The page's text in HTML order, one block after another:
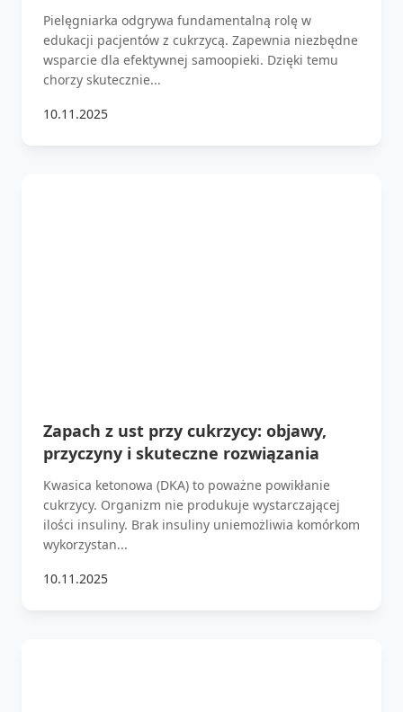
Pielęgniarka odgrywa fundamentalną rolę w
edukacji pacjentów z cukrzycą. Zapewnia niezbędne
wsparcie dla efektywnej samoopieki. Dzięki temu
chorzy skutecznie...
10.11.2025
Zapach z ust przy cukrzycy: objawy,
przyczyny i skuteczne rozwiązania
Kwasica ketonowa (DKA) to poważne powikłanie
cukrzycy. Organizm nie produkuje wystarczającej
ilości insuliny. Brak insuliny uniemożliwia komórkom
wykorzystan...
10.11.2025